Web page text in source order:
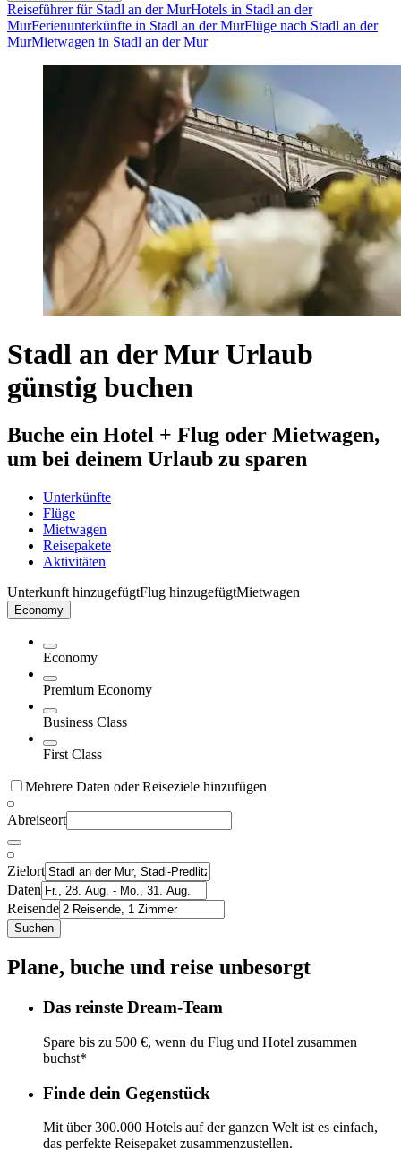
Reiseführer für Stadl an der MurHotels in Stadl an der
MurFerienunterkünfte in Stadl an der MurFlüge nach Stadl an der
MurMietwagen in Stadl an der Mur
Stadl an der Mur Urlaub
günstig buchen
Buche ein Hotel + Flug oder Mietwagen,
um bei deinem Urlaub zu sparen
Unterkünfte
Flüge
Mietwagen
Reisepakete
Aktivitäten
Unterkunft hinzugefügtFlug hinzugefügtMietwagen
Economy
Economy
Premium Economy
Business Class
First Class
Mehrere Daten oder Reiseziele hinzufügen
Abreiseort
Zielort
Daten
Reisende
Suchen
Plane, buche und reise unbesorgt
Das reinste Dream-Team
Spare bis zu 500 €, wenn du Flug und Hotel zusammen
buchst*
Finde dein Gegenstück
Mit über 300.000 Hotels auf der ganzen Welt ist es einfach,
das perfekte Reisepaket zusammenzustellen.